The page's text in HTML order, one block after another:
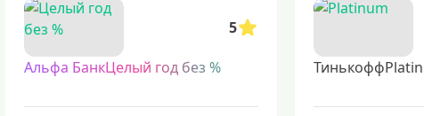
начисления процентов
кредитные карты с возвратом денег
топовые
пластиковые карты visa для кредитных операций
карты
5
Альфа БанкЦелый год без %